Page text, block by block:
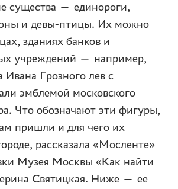
существа — единороги,
и девы-птицы. Их можно
зданиях банков и
учреждений — например,
Ивана Грозного лев с
эмблемой московского
Что обозначают эти фигуры,
пришли и для чего их
рассказала «Мосленте»
Музея Москвы «Как найти
Святицкая. Ниже — ее